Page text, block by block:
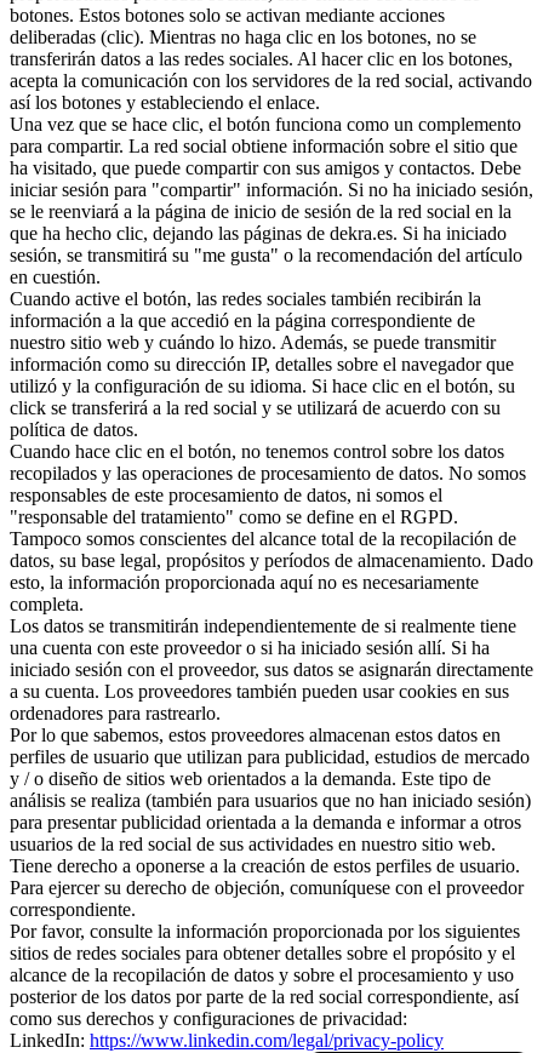
botones. Estos botones solo se activan mediante acciones
deliberadas (clic). Mientras no haga clic en los botones, no se
transferirán datos a las redes sociales. Al hacer clic en los botones,
acepta la comunicación con los servidores de la red social, activando
así los botones y estableciendo el enlace.
Una vez que se hace clic, el botón funciona como un complemento
para compartir. La red social obtiene información sobre el sitio que
ha visitado, que puede compartir con sus amigos y contactos. Debe
iniciar sesión para "compartir" información. Si no ha iniciado sesión,
se le reenviará a la página de inicio de sesión de la red social en la
que ha hecho clic, dejando las páginas de dekra.es. Si ha iniciado
sesión, se transmitirá su "me gusta" o la recomendación del artículo
en cuestión.
Cuando active el botón, las redes sociales también recibirán la
información a la que accedió en la página correspondiente de
nuestro sitio web y cuándo lo hizo. Además, se puede transmitir
información como su dirección IP, detalles sobre el navegador que
utilizó y la configuración de su idioma. Si hace clic en el botón, su
click se transferirá a la red social y se utilizará de acuerdo con su
política de datos.
Cuando hace clic en el botón, no tenemos control sobre los datos
recopilados y las operaciones de procesamiento de datos. No somos
responsables de este procesamiento de datos, ni somos el
"responsable del tratamiento" como se define en el RGPD.
Tampoco somos conscientes del alcance total de la recopilación de
datos, su base legal, propósitos y períodos de almacenamiento. Dado
esto, la información proporcionada aquí no es necesariamente
completa.
Los datos se transmitirán independientemente de si realmente tiene
una cuenta con este proveedor o si ha iniciado sesión allí. Si ha
iniciado sesión con el proveedor, sus datos se asignarán directamente
a su cuenta. Los proveedores también pueden usar cookies en sus
ordenadores para rastrearlo.
Por lo que sabemos, estos proveedores almacenan estos datos en
perfiles de usuario que utilizan para publicidad, estudios de mercado
y / o diseño de sitios web orientados a la demanda. Este tipo de
análisis se realiza (también para usuarios que no han iniciado sesión)
para presentar publicidad orientada a la demanda e informar a otros
usuarios de la red social de sus actividades en nuestro sitio web.
Tiene derecho a oponerse a la creación de estos perfiles de usuario.
Para ejercer su derecho de objeción, comuníquese con el proveedor
correspondiente.
Por favor, consulte la información proporcionada por los siguientes
sitios de redes sociales para obtener detalles sobre el propósito y el
alcance de la recopilación de datos y sobre el procesamiento y uso
posterior de los datos por parte de la red social correspondiente, así
como sus derechos y configuraciones de privacidad:
LinkedIn: https://www.linkedin.com/legal/privacy-policy